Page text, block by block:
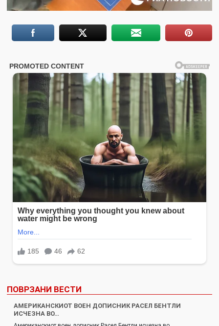
ПОВРЗАНИ ВЕСТИ
АМЕРИКАНСКИОТ ВОЕН ДОПИСНИК РАСЕЛ БЕНТЛИ
ИСЧЕЗНА ВО…